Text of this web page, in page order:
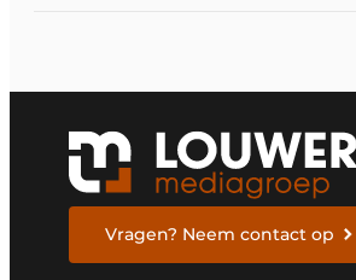
Vragen? Neem contact op